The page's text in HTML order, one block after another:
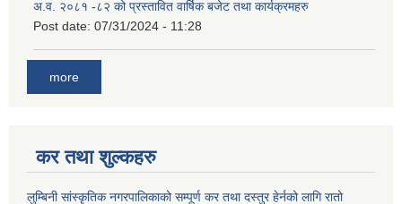
अ.व. २०८१ -८२ को प्रस्तावित वार्षिक बजेट तथा कार्यक्रमहरु
Post date: 07/31/2024 - 11:28
more
कर तथा शुल्कहरु
लुम्बिनी सांस्कृतिक नगरपालिकाको सम्पूर्ण कर तथा दस्तुर हेर्नको लागि रातो